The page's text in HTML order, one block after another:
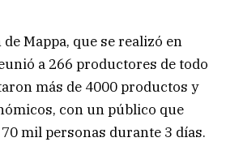
Mappa, que se realizó en
a 266 productores de todo
más de 4000 productos y
con un público que
mil personas durante 3 días.